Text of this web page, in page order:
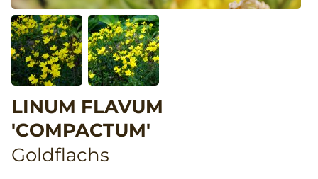
LINUM FLAVUM
'COMPACTUM'
Goldflachs